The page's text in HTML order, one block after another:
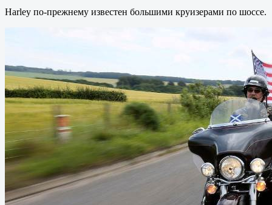
Harley по-прежнему известен большими круизерами по шоссе.